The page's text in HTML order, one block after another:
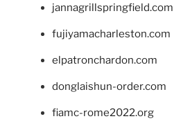
jannagrillspringfield.com
fujiyamacharleston.com
elpatronchardon.com
donglaishun-order.com
fiamc-rome2022.org